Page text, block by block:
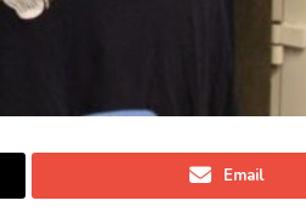
Email